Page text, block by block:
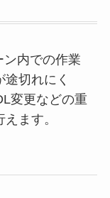
内での作業
切れにく
変更などの重
ます。